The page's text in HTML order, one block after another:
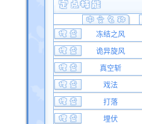
冻结之风
诡异旋风
真空斩
戏法
打落
埋伏